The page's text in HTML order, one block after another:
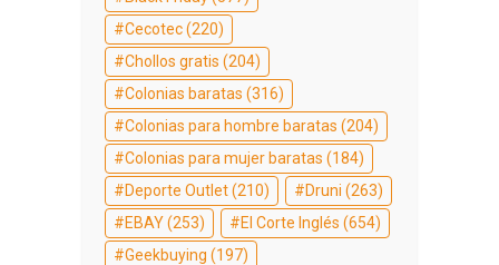
Cecotec(220)
Chollos gratis (204)
Colonias baratas (316)
Colonias para hombre baratas (204)
Colonias para mujer baratas (184)
Deporte Outlet(210) Druni (263)
EBAY(253) El Corte Inglés (654)
Geekbuying (197)